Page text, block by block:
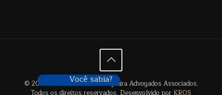
© 2024 Édison Freitas de Siqueira Advogados Associados.
Você sabia?